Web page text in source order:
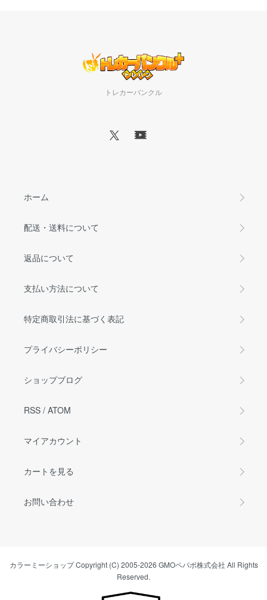
トレカーバンクル
ホーム
配送・送料について
返品について
支払い方法について
特定商取引法に基づく表記
プライバシーポリシー
ショップブログ
RSS / ATOM
マイアカウント
カートを見る
お問い合わせ
カラーミーショップCopyright (C) 2005-2026 GMOペパボ株式会社 All Rights
Reserved.